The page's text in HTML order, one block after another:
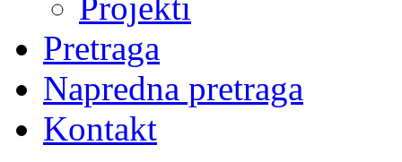
Pretraga
Napredna pretraga
Kontakt